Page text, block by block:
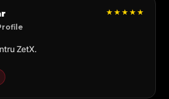
★★★★★
ZetX.